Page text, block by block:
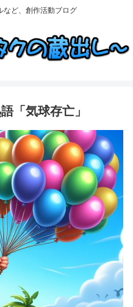
など、創作活動ブログ
「気球存亡」